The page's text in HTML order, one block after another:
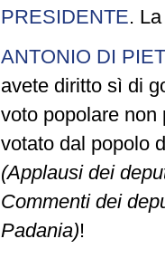
PRESIDENTE.
ANTONIO DI
avete diritto sì di
voto popolare non
votato dal popolo
(Applausi dei
Commenti dei
Padania)!